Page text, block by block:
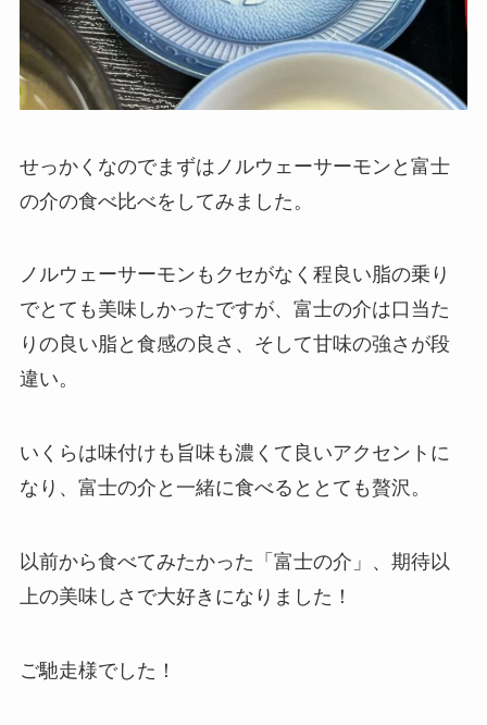
せっかくなのでまずはノルウェーサーモンと富士
の介の食べ比べをしてみました。
ノルウェーサーモンもクセがなく程良い脂の乗り
でとても美味しかったですが、富士の介は口当た
りの良い脂と食感の良さ、そして甘味の強さが段
違い。
いくらは味付けも旨味も濃くて良いアクセントに
なり、富士の介と一緒に食べるととても贅沢。
以前から食べてみたかった「富士の介」、期待以
上の美味しさで大好きになりました！
ご馳走様でした！